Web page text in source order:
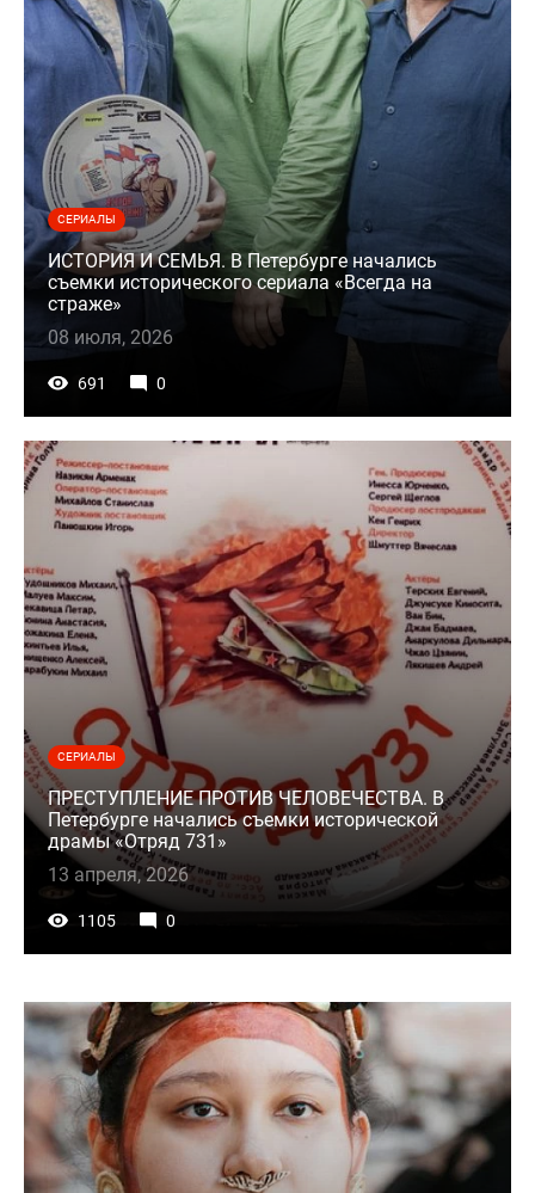
СЕРИАЛЫ
ИСТОРИЯ И СЕМЬЯ. В Петербурге начались
съемки исторического сериала «Всегда на
страже»
08 июля, 2026
691 0
СЕРИАЛЫ
ПРЕСТУПЛЕНИЕ ПРОТИВ ЧЕЛОВЕЧЕСТВА. В
Петербурге начались съемки исторической
драмы «Отряд 731»
13 апреля, 2026
1105 0